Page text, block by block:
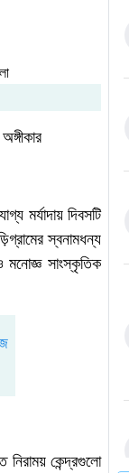
মর্যাদায় দিবসটি
স্বনামধন্য
মনোজ্ঞ সাংস্কৃতিক
নিরাময় কেন্দ্রগুলো